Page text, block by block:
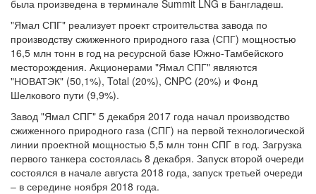
была произведена в терминале Summit LNG в Бангладеш.
"Ямал СПГ" реализует проект строительства завода по
производству сжиженного природного газа (СПГ) мощностью
16,5 млн тонн в год на ресурсной базе Южно-Тамбейского
месторождения. Акционерами "Ямал СПГ" являются
"НОВАТЭК" (50,1%), Total (20%), CNPC (20%) и Фонд
Шелкового пути (9,9%).
Завод "Ямал СПГ" 5 декабря 2017 года начал производство
сжиженного природного газа (СПГ) на первой технологической
линии проектной мощностью 5,5 млн тонн СПГ в год. Загрузка
первого танкера состоялась 8 декабря. Запуск второй очереди
состоялся в начале августа 2018 года, запуск третьей очереди
– в середине ноября 2018 года.